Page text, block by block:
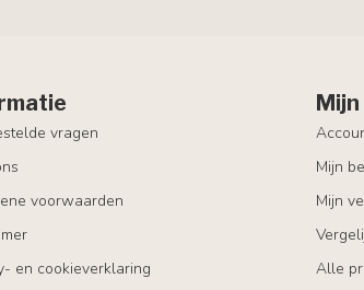
vragen
voorwaarden
en cookieverklaring
Mijn
Mijn
Alle